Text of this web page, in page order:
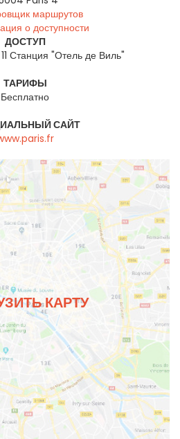
маршрутов
о доступности
ДОСТУП
Станция "Отель де Виль"
ТАРИФЫ
Бесплатно
САЙТ
КАРТУ